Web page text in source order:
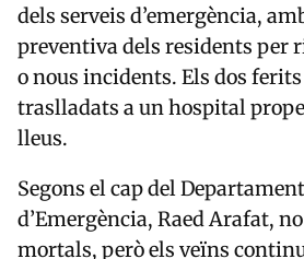
dels serveis d’emergència,
preventiva dels residents per
o nous incidents. Els dos
traslladats a un hospital
lleus.
Segons el cap del
d’Emergència, Raed Arafat,
mortals, però els veïns